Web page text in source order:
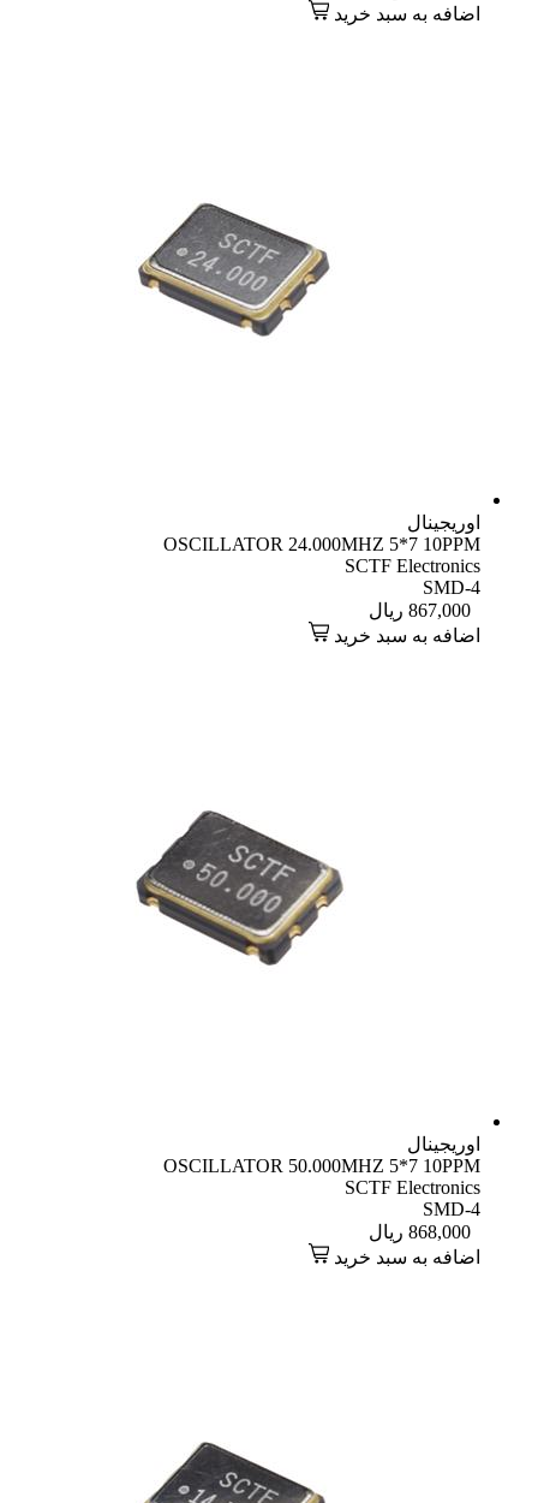
اضافه به سبد خرید
اوریجینال
OSCILLATOR 24.000MHZ 5*7 10PPM
SCTF Electronics
SMD-4
867,000 ریال
اضافه به سبد خرید
اوریجینال
OSCILLATOR 50.000MHZ 5*7 10PPM
SCTF Electronics
SMD-4
868,000 ریال
اضافه به سبد خرید